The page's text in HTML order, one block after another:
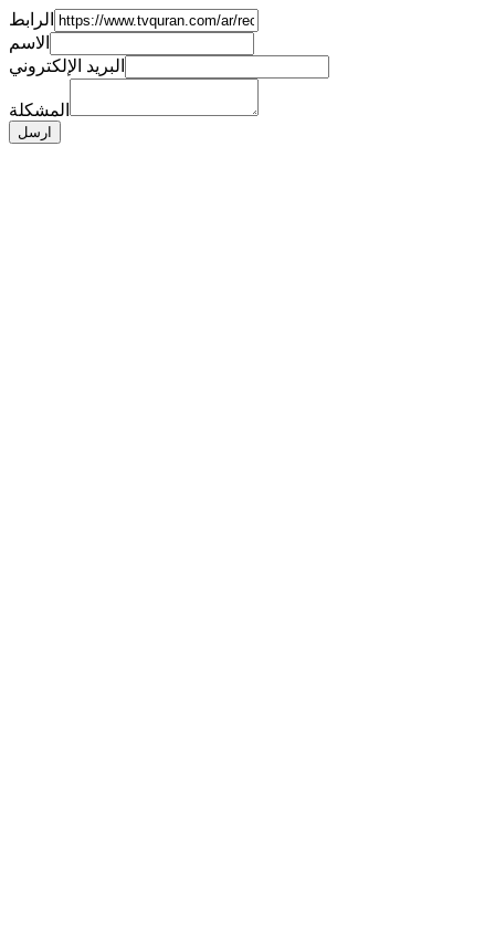
الرابط
الاسم
البريد الإلكتروني
المشكلة
ارسل